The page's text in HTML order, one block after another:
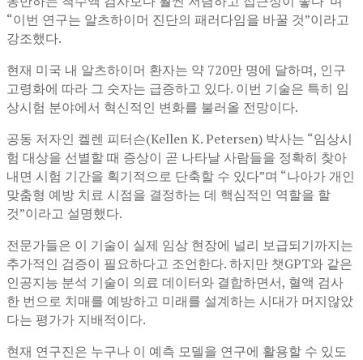
“이번 연구는 알츠하이머 진단의 패러다임을 바꿀 것”이라고
강조했다.
현재 미국 내 알츠하이머 환자는 약 720만 명에 달하며, 인구
고령화에 따라 그 숫자는 급증하고 있다. 이번 기술은 특히 임
상시험 분야에서 혁신적인 변화를 불러올 전망이다.
공동 저자인 켈렌 피터슨(Kellen K. Petersen) 박사는 “임상시
험 대상을 선별할 때 증상이 곧 나타날 사람들을 정확히 찾아
내면 시험 기간을 획기적으로 단축할 수 있다”며 “나아가 개인
맞춤형 예방 치료 시점을 결정하는 데 핵심적인 역할을 할
것”이라고 설명했다.
전문가들은 이 기술이 실제 임상 현장에 널리 보급되기까지는
추가적인 검증이 필요하다고 조언한다. 하지만 챗GPT와 같은
인공지능 분석 기술이 의료 데이터와 결합하면서, 혈액 검사
한 번으로 치매를 예방하고 미래를 설계하는 시대가 머지않았
다는 평가가 지배적이다.
현재 연구진은 누구나 이 예측 모델을 연구에 활용할 수 있도